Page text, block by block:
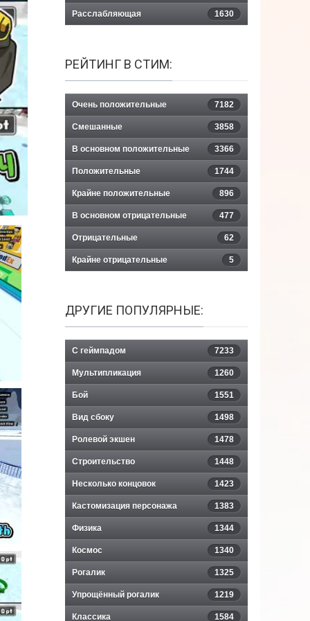
Расслабляющая 1630
РЕЙТИНГ В СТИМ:
Очень положительные 7182
Смешанные 3858
В основном положительные 3366
Положительные 1744
Крайне положительные 896
В основном отрицательные 477
Отрицательные 62
Крайне отрицательные 5
ДРУГИЕ ПОПУЛЯРНЫЕ:
С геймпадом 7233
Мультипликация 1260
Бой 1551
Вид сбоку 1498
Ролевой экшен 1478
Строительство 1448
Несколько концовок 1423
Кастомизация персонажа 1383
Физика 1344
Космос 1340
Рогалик 1325
Упрощённый рогалик 1219
Классика 1584